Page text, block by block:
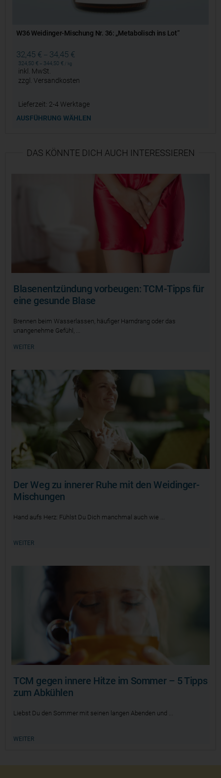
W36 Weidinger-Mischung Nr. 36: „Metabolisch ins Lot“
32,45 € – 34,45 €
324,50€ – 344,50€ kg
inkl. MwSt.
zzgl.Versandkosten
Lieferzeit: 2-4 Werktage
AUSFÜHRUNG WÄHLEN
DAS KÖNNTE DICH AUCH INTERESSIEREN
Blasenentzündung vorbeugen: TCM-Tipps für
eine gesunde Blase
Brennen beim Wasserlassen, häufiger Harndrang oder das
unangenehme Gefühl,
WEITER
Der Weg zu innerer Ruhe mit den Weidinger-
Mischungen
Hand aufs Herz: Fühlst Du Dich manchmal auch wie
WEITER
TCM gegen innere Hitze im Sommer – 5 Tipps
zum Abkühlen
Liebst Du den Sommer mit seinen langen Abenden und
WEITER